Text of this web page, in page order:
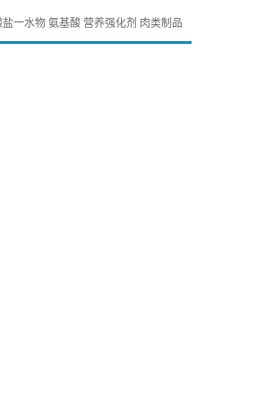
一水物 氨基酸 营养强化剂 肉类制品